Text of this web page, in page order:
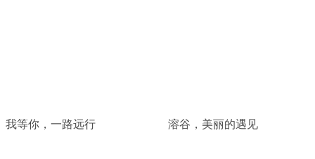
我等你，一路远行 溶谷，美丽的遇见